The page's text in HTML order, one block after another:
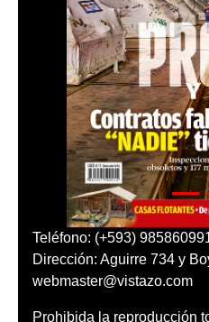
Teléfono: (+593)
Dirección: Aguirre 734 y
webmaster@vistazo.com
Prohibida la reproducción